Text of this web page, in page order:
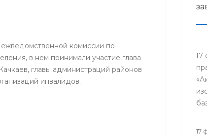
комиссии по
в нем принимали участие глава
главы администраций районов
инвалидов.
17
17